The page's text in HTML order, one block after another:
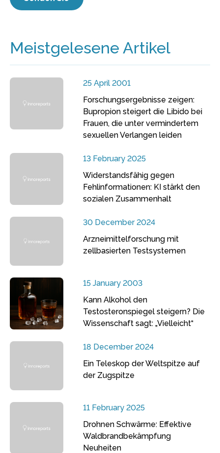
Meistgelesene Artikel
25 April 2001
Forschungsergebnisse zeigen:
Bupropion steigert die Libido bei
Frauen, die unter vermindertem
sexuellen Verlangen leiden
13 February 2025
Widerstandsfähig gegen
Fehlinformationen: KI stärkt den
sozialen Zusammenhalt
30 December 2024
Arzneimittelforschung mit
zellbasierten Testsystemen
15 January 2003
Kann Alkohol den
Testosteronspiegel steigern? Die
Wissenschaft sagt: „Vielleicht“
18 December 2024
Ein Teleskop der Weltspitze auf
der Zugspitze
11 February 2025
Drohnen Schwärme: Effektive
Waldbrandbekämpfung
Neuheiten